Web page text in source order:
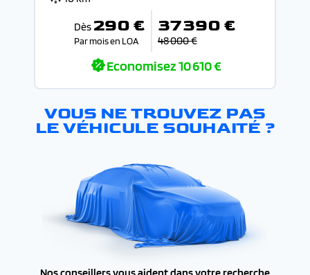
Dès 290 €
Par mois en LOA
37 390 €
48 000 €
Economisez10 610 €
VOUS NE TROUVEZ PAS
LE VÉHICULE SOUHAITÉ ?